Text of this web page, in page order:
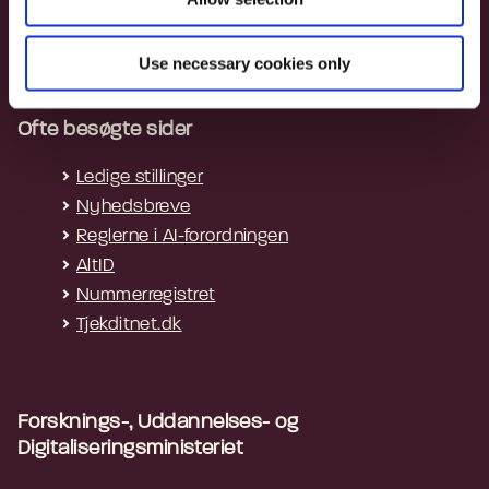
Use necessary cookies only
Whistleblowerordning
Ofte besøgte sider
Ledige stillinger
Nyhedsbreve
Reglerne i AI-forordningen
AltID
Nummerregistret
Tjekditnet.dk
Forsknings-, Uddannelses- og
Digitaliseringsministeriet